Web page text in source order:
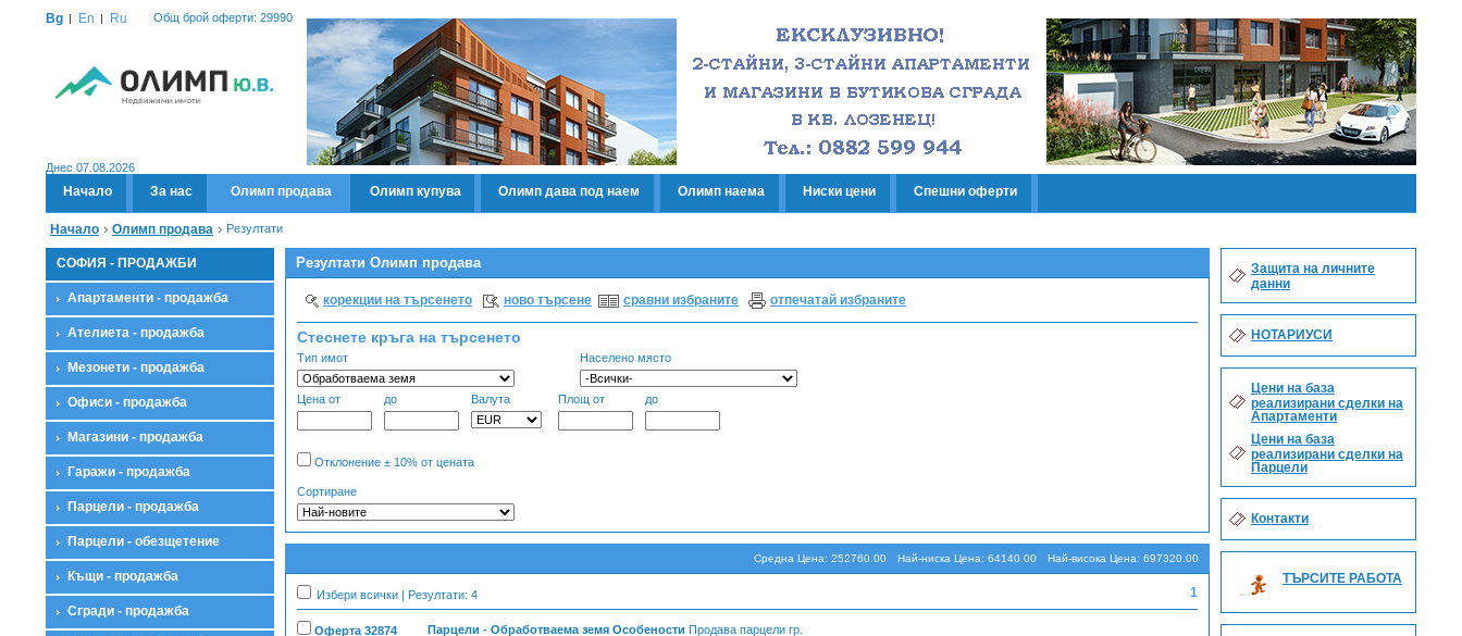
Bg En Ru Общ брой оферти: 29990
Днес 07.08.2026
Начало За нас Олимп продава Олимп купува Олимп дава под наем Олимп наема Ниски цени Спешни оферти
Начало Олимп продава Резултати
СОФИЯ - ПРОДАЖБИ
Апартаменти - продажба
Ателиета - продажба
Мезонети - продажба
Офиси - продажба
Магазини - продажба
Гаражи - продажба
Парцели - продажба
Парцели - обезщетение
Къщи - продажба
Сгради - продажба
Резултати Олимп продава
корекции на търсенето ново търсене сравни избраните отпечатай избраните
Стеснете кръга на търсенето
Тип имот Населено място
Цена от до Валута Площ от до
Отклонение ± 10% от цената
Сортиране
Най-висока Цена: 697320.00
Най-ниска Цена: 64140.00
Средна Цена: 252760.00
Избери всички | Резултати: 4 1
Оферта 32874
Парцели - Обработваема земя Особености Продава парцели гр.
Защита на личните
данни
НОТАРИУСИ
Цени на база
реализирани сделки на
Апартаменти
Цени на база
реализирани сделки на
Парцели
Контакти
ТЪРСИТЕ РАБОТА